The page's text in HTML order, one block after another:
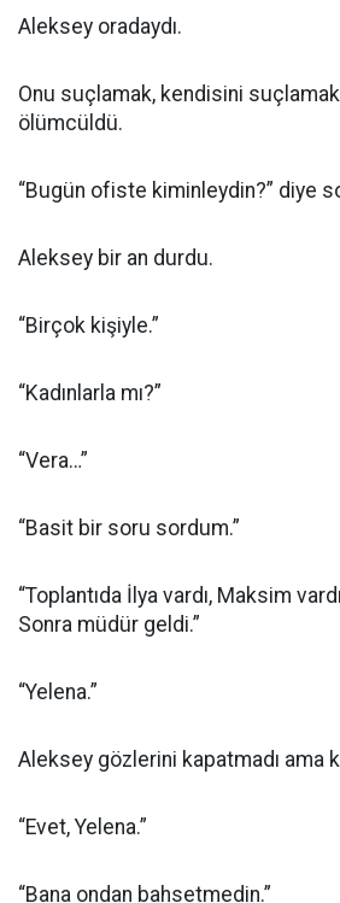
Aleksey oradaydı.
Onu suçlamak, kendisini
ölümcüldü.
“Bugün ofiste kiminleydin?” diye
Aleksey bir an durdu.
“Birçok kişiyle.”
“Kadınlarla mı?”
“Vera…”
“Basit bir soru sordum.”
“Toplantıda İlya vardı, Maksim
Sonra müdür geldi.”
“Yelena.”
Aleksey gözlerini kapatmadı ama
“Evet, Yelena.”
“Bana ondan bahsetmedin.”